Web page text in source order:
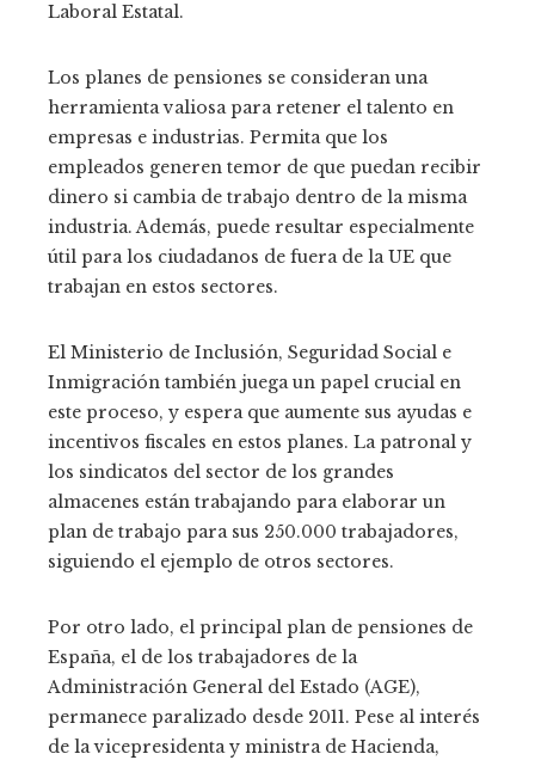
Laboral Estatal.
Los planes de pensiones se consideran una
herramienta valiosa para retener el talento en
empresas e industrias. Permita que los
empleados generen temor de que puedan recibir
dinero si cambia de trabajo dentro de la misma
industria. Además, puede resultar especialmente
útil para los ciudadanos de fuera de la UE que
trabajan en estos sectores.
El Ministerio de Inclusión, Seguridad Social e
Inmigración también juega un papel crucial en
este proceso, y espera que aumente sus ayudas e
incentivos fiscales en estos planes. La patronal y
los sindicatos del sector de los grandes
almacenes están trabajando para elaborar un
plan de trabajo para sus 250.000 trabajadores,
siguiendo el ejemplo de otros sectores.
Por otro lado, el principal plan de pensiones de
España, el de los trabajadores de la
Administración General del Estado (AGE),
permanece paralizado desde 2011. Pese al interés
de la vicepresidenta y ministra de Hacienda,